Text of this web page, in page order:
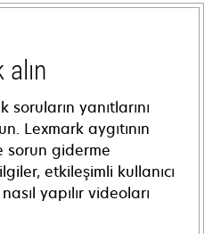
yanıtlarını
Lexmark aygıtının
sorun giderme
etkileşimli kullanıcı
yapılır videoları